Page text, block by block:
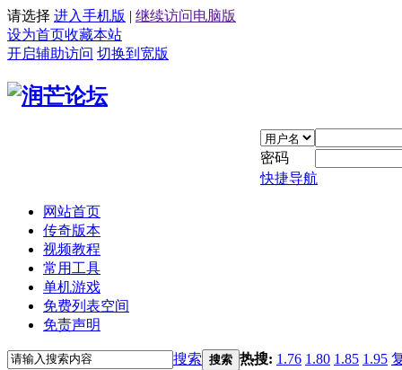
请选择 进入手机版 | 继续访问电脑版
设为首页收藏本站
开启辅助访问 切换到宽版
密码
快捷导航
网站首页
传奇版本
视频教程
常用工具
单机游戏
免费列表空间
免责声明
搜索 搜索 热搜: 1.76 1.80 1.85 1.95